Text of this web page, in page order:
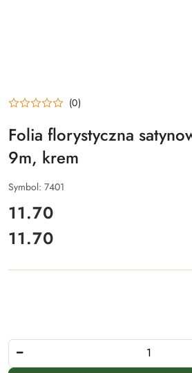
(0)
Folia florystyczna
9m, krem
Symbol: 7401
cena:
11.70
Cena:
11.70
Ilość